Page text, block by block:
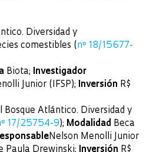
Diversidad y
comestibles ( nº 18/15677-
Biota;
Investigador
Junior (IFSP); Inversión R$
Bosque Atlántico. Diversidad y
17/25754-9); Modalidad Beca
Nelson Menolli Junior
Paula Drewinski; Inversión R$